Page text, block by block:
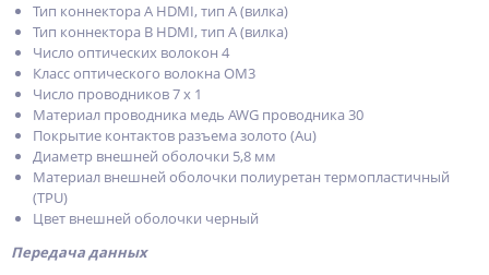
Тип коннектора A HDMI, тип A (вилка)
Тип коннектора B HDMI, тип A (вилка)
Число оптических волокон 4
Класс оптического волокна OM3
Число проводников 7 x 1
Материал проводника медь AWG проводника 30
Покрытие контактов разъема золото (Au)
Диаметр внешней оболочки 5,8 мм
Материал внешней оболочки полиуретан термопластичный
(TPU)
Цвет внешней оболочки черный
Передача данных